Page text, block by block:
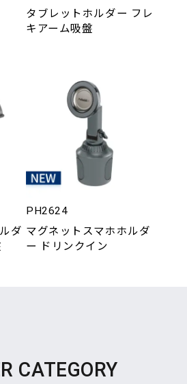
タブレットホルダー フレ
キアーム吸盤
ダ
PH2624
マグネットスマホホルダ
ー ドリンクイン
CATEGORY